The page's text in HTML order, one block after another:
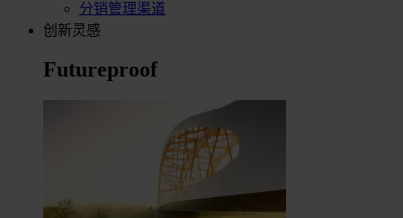
分销管理渠道
创新灵感
Futureproof